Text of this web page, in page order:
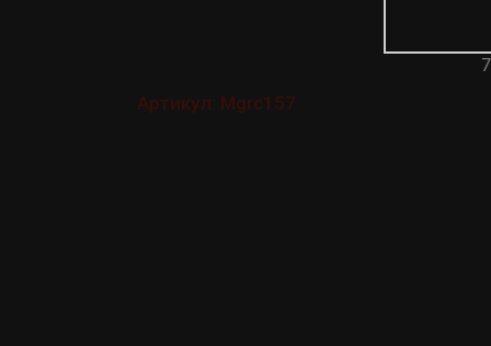
Артикул: Mgrc157